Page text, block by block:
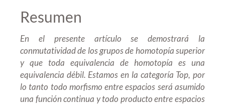
Resumen
En el presente artículo se demostrará la
conmutatividad de los grupos de homotopía superior
y que toda equivalencia de homotopía es una
equivalencia débil. Estamos en la categoría Top, por
lo tanto todo morfismo entre espacios será asumido
una función continua y todo producto entre espacios